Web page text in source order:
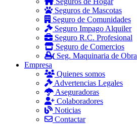
Seguros de Mascotas
Seguro de Comunidades
Seguro Impago Alquiler
Seguro R.C. Profesional
Seguro de Comercios
Seg. Maquinaria de Obra
Empresa
Quienes somos
Advertencias Legales
Aseguradoras
Colaboradores
Noticias
Contactar